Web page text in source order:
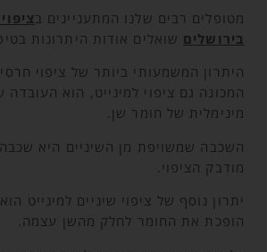
מטופלים רבים שלנו המתעניינים ב
בירושלים שואלים אודות היתרונות
היתרון המשמעותי ביותר של ציפוי
המכונה גם ציפוי למינייט, הוא
מינימלית של חומר שן.
השכבה שמשויפת מן השיניים היא
מודבק הציפוי.
יתרון נוסף של ציפוי שיניים למינייט
הופכת את החומר לחלק מהשן עצמה.